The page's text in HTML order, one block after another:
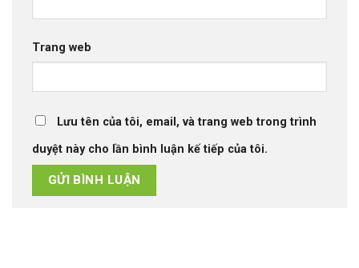
Trang web
Lưu tên của tôi, email, và trang web trong trình
duyệt này cho lần bình luận kế tiếp của tôi.